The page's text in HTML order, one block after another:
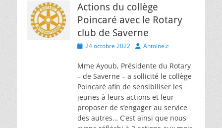
Actions du collège
Poincaré avec le Rotary
club de Saverne
Posted
24 octobre 2022 Author
Antoine.c
Mme Ayoub, Présidente du Rotary
– de Saverne – a sollicité le collège
Poincaré afin de sensibiliser les
jeunes à leurs actions et leur
proposer de s’engager au service
des autres… C’est ainsi que nous